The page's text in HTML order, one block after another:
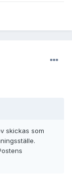
skickas som